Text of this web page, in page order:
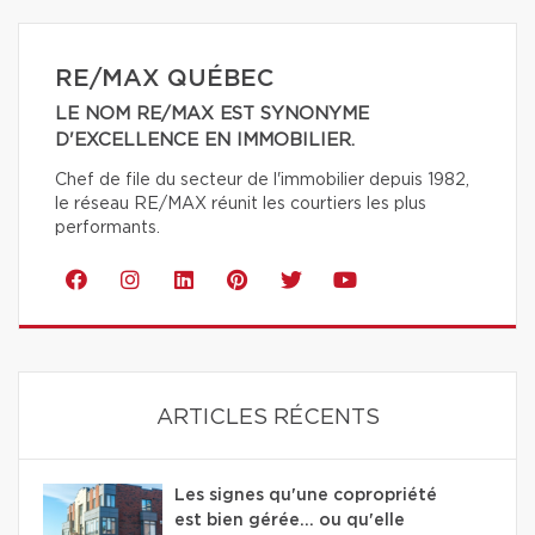
RE/MAX QUÉBEC
LE NOM RE/MAX EST SYNONYME
D'EXCELLENCE EN IMMOBILIER.
Chef de file du secteur de l'immobilier depuis 1982,
le réseau RE/MAX réunit les courtiers les plus
performants.
ARTICLES RÉCENTS
Les signes qu'une copropriété
est bien gérée… ou qu'elle